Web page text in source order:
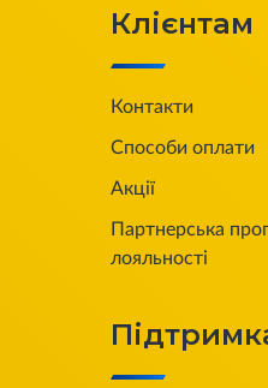
Клієнтам
Контакти
Способи оплати
Акції
Партнерська
лояльності